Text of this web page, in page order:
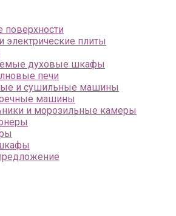
поверхности
электрические плиты
духовые шкафы
печи
и сушильные машины
машины
и морозильные камеры